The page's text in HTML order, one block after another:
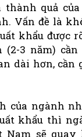
thành quả
Vấn đề là
khẩu được
(2-3 năm)
dài hơn, cần
của ngành
khẩu thì
sẽ quay